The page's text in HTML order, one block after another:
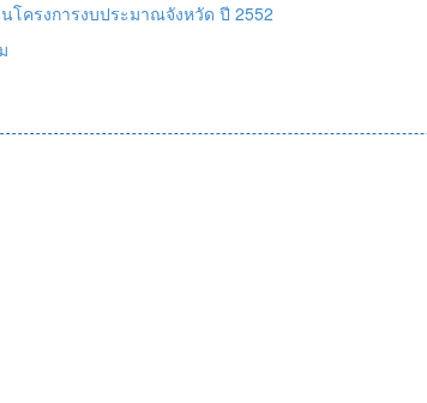
โครงการงบประมาณจังหวัด ปี 2552